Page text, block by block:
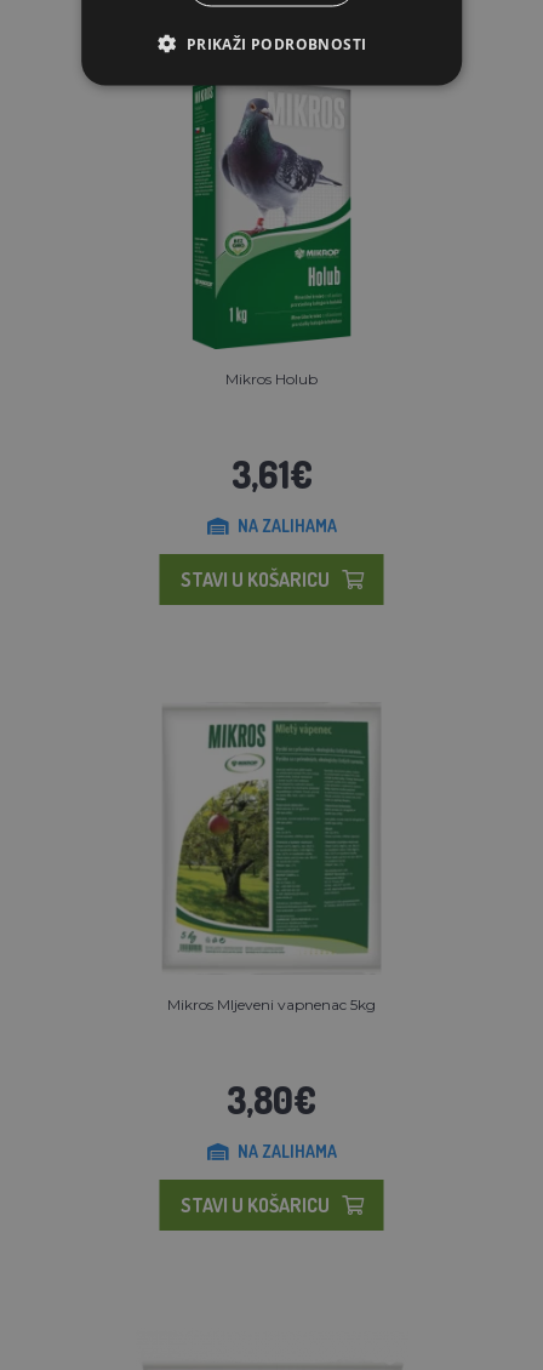
Mikros Holub
3,61€
NA ZALIHAMA
STAVI U KOŠARICU
Mikros Mljeveni vapnenac 5kg
3,80€
NA ZALIHAMA
STAVI U KOŠARICU
PRIKAŽI PODROBNOSTI